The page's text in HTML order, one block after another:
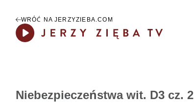
WRÓĆ NA JERZYZIEBA.COM
Niebezpieczeństwa wit. D3 cz. 2